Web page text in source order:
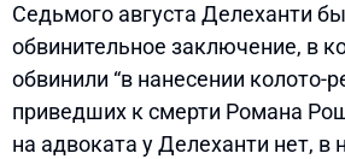
Седьмого августа Делеханти
обвинительное заключение, в
обвинили “в нанесении колото-
приведших к смерти Романа
на адвоката у Делеханти нет, в